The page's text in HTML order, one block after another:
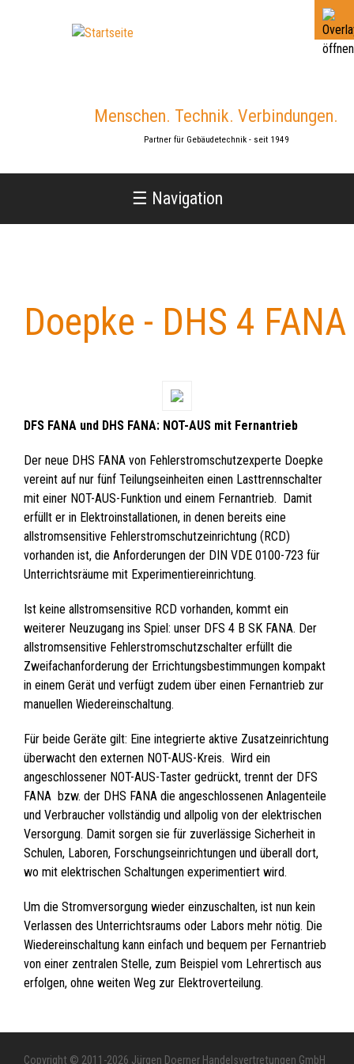
Menschen. Technik. Verbindungen.
Partner für Gebäudetechnik - seit 1949
☰ Navigation
Doepke - DHS 4 FANA
DFS FANA und DHS FANA: NOT-AUS mit Fernantrieb
Der neue DHS FANA von Fehlerstromschutzexperte Doepke
vereint auf nur fünf Teilungseinheiten einen Lasttrennschalter
mit einer NOT-AUS-Funktion und einem Fernantrieb. Damit
erfüllt er in Elektroinstallationen, in denen bereits eine
allstromsensitive Fehlerstromschutzeinrichtung (RCD)
vorhanden ist, die Anforderungen der DIN VDE 0100-723 für
Unterrichtsräume mit Experimentiereinrichtung.
Ist keine allstromsensitive RCD vorhanden, kommt ein
weiterer Neuzugang ins Spiel: unser DFS 4 B SK FANA. Der
allstromsensitive Fehlerstromschutzschalter erfüllt die
Zweifachanforderung der Errichtungsbestimmungen kompakt
in einem Gerät und verfügt zudem über einen Fernantrieb zur
manuellen Wiedereinschaltung.
Für beide Geräte gilt: Eine integrierte aktive Zusatzeinrichtung
überwacht den externen NOT-AUS-Kreis. Wird ein
angeschlossener NOT-AUS-Taster gedrückt, trennt der DFS
FANA bzw. der DHS FANA die angeschlossenen Anlagenteile
und Verbraucher vollständig und allpolig von der elektrischen
Versorgung. Damit sorgen sie für zuverlässige Sicherheit in
Schulen, Laboren, Forschungseinrichtungen und überall dort,
wo mit elektrischen Schaltungen experimentiert wird.
Um die Stromversorgung wieder einzuschalten, ist nun kein
Verlassen des Unterrichtsraums oder Labors mehr nötig. Die
Wiedereinschaltung kann einfach und bequem per Fernantrieb
von einer zentralen Stelle, zum Beispiel vom Lehrertisch aus
erfolgen, ohne weiten Weg zur Elektroverteilung.
Copyright © 2011-2026 Jürgen Doerner Handelsvertretungen GmbH